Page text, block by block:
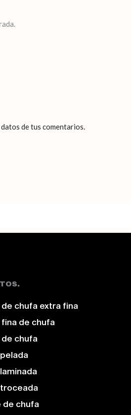
de tus comentarios.
de chufa extra fina
fina de chufa
de chufa
de chufa